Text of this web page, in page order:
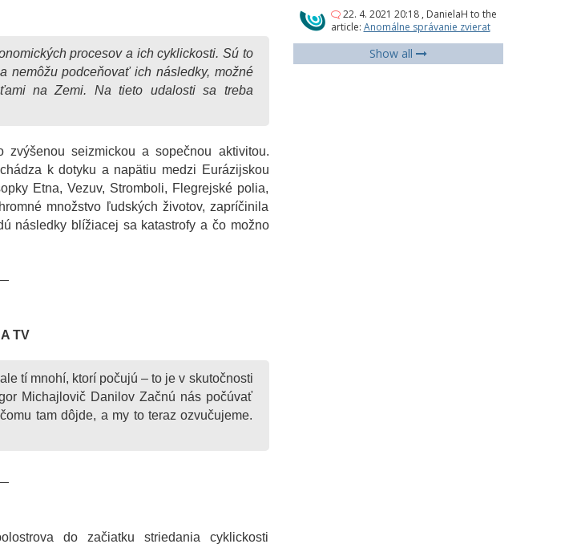
procesov a ich cyklickosti. Sú to
nemôžu podceňovať ich následky, možné
na Zemi. Na tieto udalosti sa treba
seizmickou a sopečnou aktivitou.
k dotyku a napätiu medzi Eurázijskou
Etna, Vezuv, Stromboli, Flegrejské polia,
množstvo ľudských životov, zapríčinila
následky blížiacej sa katastrofy a čo možno
TV
tí mnohí, ktorí počujú – to je v skutočnosti
Michajlovič Danilov Začnú nás počúvať
tam dôjde, a my to teraz ozvučujeme.
do začiatku striedania cyklickosti
22. 4. 2021 20:18 , DanielaH to the
article: Anomálne správanie zvierat
Show all